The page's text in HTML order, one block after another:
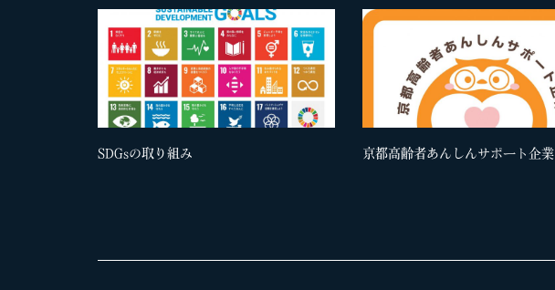
SDGsの取り組み 京都高齢者あんしんサポート企業